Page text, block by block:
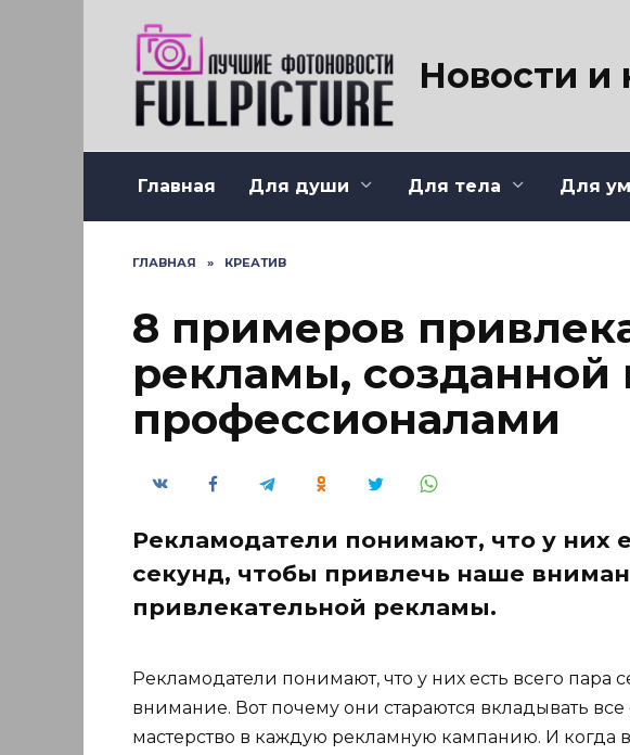
Новости и
Главная Для души Для тела Для
ГЛАВНАЯ » КРЕАТИВ
8 примеров
рекламы,
профессионалами
Рекламодатели понимают, что у них
секунд, чтобы привлечь наше
привлекательной рекламы.
Рекламодатели понимают, что у них есть всего пара
внимание. Вот почему они стараются вкладывать все
мастерство в каждую рекламную кампанию. И когда